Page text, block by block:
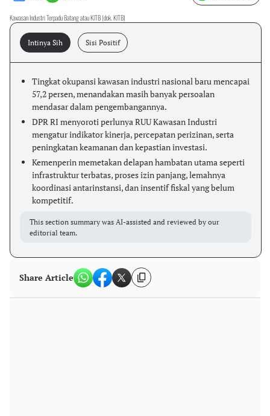
Kawasan Industri Terpadu Batang atau KITB (dok. KITB)
Intinya Sih Sisi Positif
Tingkat okupansi kawasan industri nasional baru mencapai
57,2 persen, menandakan masih banyak persoalan
mendasar dalam pengembangannya.
DPR RI menyoroti perlunya RUU Kawasan Industri
mengatur indikator kinerja, percepatan perizinan, serta
peningkatan keamanan dan kepastian investasi.
Kemenperin memetakan delapan hambatan utama seperti
infrastruktur terbatas, proses izin panjang, lemahnya
koordinasi antarinstansi, dan insentif fiskal yang belum
kompetitif.
This section summary was AI-assisted and reviewed by our
editorial team.
Share Article